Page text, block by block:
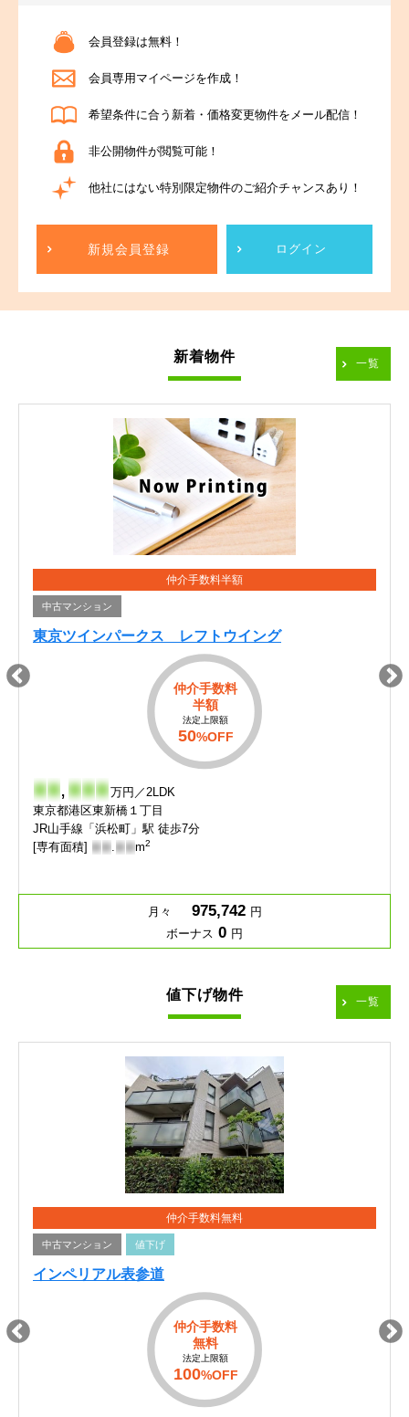
会員登録は無料！
会員専用マイページを作成！
希望条件に合う新着・価格変更物件をメール配信！
非公開物件が閲覧可能！
他社にはない特別限定物件のご紹介チャンスあり！
新規会員登録 ログイン
新着物件 一覧
仲介手数料半額
中古マンション
東京ツインパークス レフトウイング
仲介手数料
半額
法定上限額
50%OFF
- - ,- - - 万円／2LDK
東京都港区東新橋１丁目
JR山手線「浜松町」駅 徒歩7分
[専有面積] - - .- - m2
月々 975,742 円
ボーナス 0 円
値下げ物件 一覧
仲介手数料無料
中古マンション 値下げ
インペリアル表参道
仲介手数料
無料
法定上限額
100%OFF